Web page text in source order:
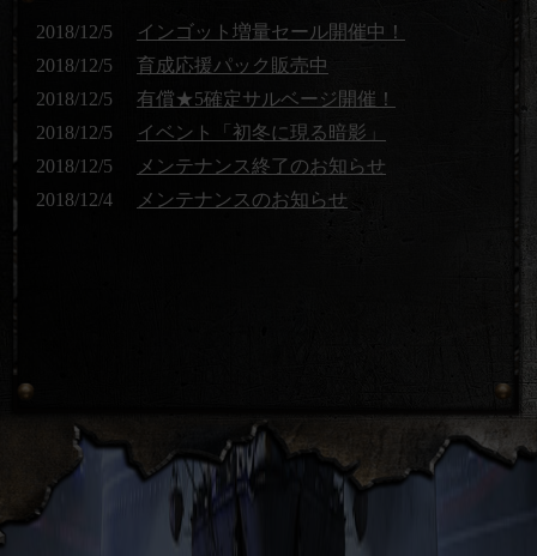
2018/12/5
インゴット増量セール開催中！
2018/12/5
育成応援パック販売中
2018/12/5
有償★5確定サルベージ開催！
2018/12/5
イベント「初冬に現る暗影」
2018/12/5
メンテナンス終了のお知らせ
2018/12/4
メンテナンスのお知らせ